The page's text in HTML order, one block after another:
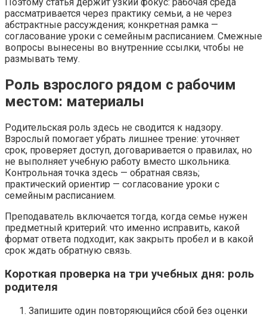
рассматривается через практику семьи, а не через
абстрактные рассуждения; конкретная рамка —
согласование уроки с семейным расписанием. Смежные
вопросы вынесены во внутренние ссылки, чтобы не
размывать тему.
Роль взрослого рядом с рабочим
местом: материалы
Родительская роль здесь не сводится к надзору.
Взрослый помогает убрать лишнее трение: уточняет
срок, проверяет доступ, договаривается о правилах, но
не выполняет учебную работу вместо школьника.
Контрольная точка здесь — обратная связь;
практический ориентир — согласование уроки с
семейным расписанием.
Преподаватель включается тогда, когда семье нужен
предметный критерий: что именно исправить, какой
формат ответа подходит, как закрыть пробел и в какой
срок ждать обратную связь.
Короткая проверка на три учебных дня: роль
родителя
Запишите один повторяющийся сбой без оценки